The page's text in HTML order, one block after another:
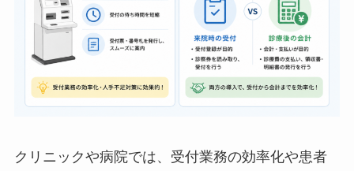
クリニックや病院では、受付業務の効率化や患者